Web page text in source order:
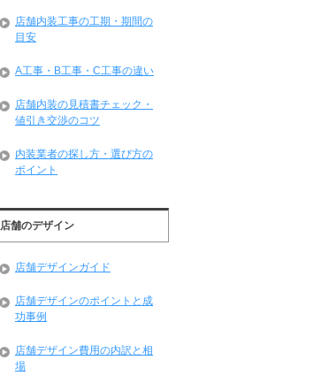
店舗内装工事の工期・期間の
目安
A工事・B工事・C工事の違い
店舗内装の見積書チェック・
値引き交渉のコツ
内装業者の探し方・選び方の
ポイント
店舗のデザイン
店舗デザインガイド
店舗デザインのポイントと成
功事例
店舗デザイン費用の内訳と相
場